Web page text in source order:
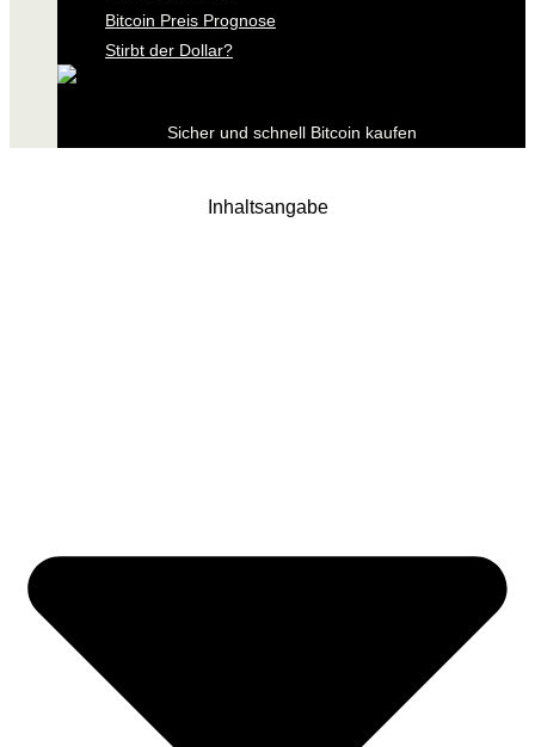
Bitcoin Preis Prognose
Stirbt der Dollar?
Sicher und schnell Bitcoin kaufen
Inhaltsangabe